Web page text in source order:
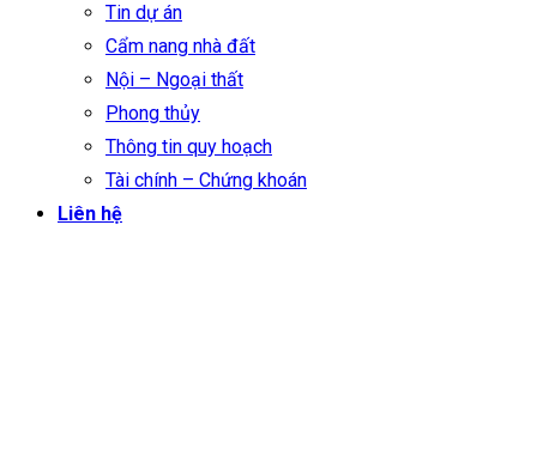
Tin dự án
Cẩm nang nhà đất
Nội – Ngoại thất
Phong thủy
Thông tin quy hoạch
Tài chính – Chứng khoán
Liên hệ